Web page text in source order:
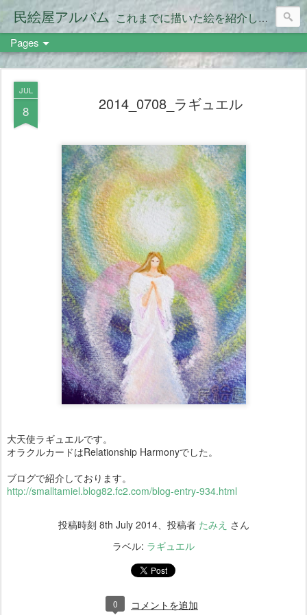
民絵屋アルバム これまでに描いた絵を紹介します。
Pages
JUL
8 2014_0708_ラギュエル
大天使ラギュエルです。
オラクルカードはRelationship Harmonyでした。
ブログで紹介しております。
http://smalltamiel.blog82.fc2.com/blog-entry-934.html
投稿時刻 8th July 2014、投稿者 たみえ さん
ラベル: ラギュエル
0 コメントを追加